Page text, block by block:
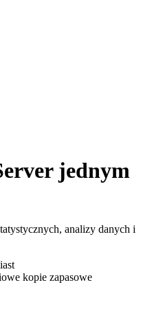
jednym
analizy danych i
kopie zapasowe